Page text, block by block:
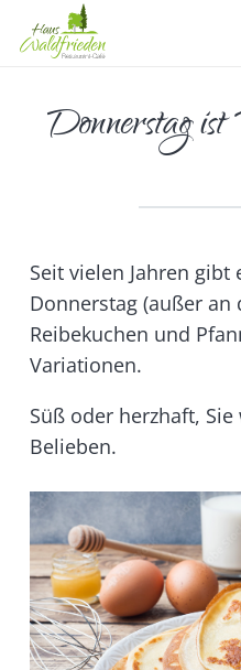
Donnerstag
Seit vielen Jahren
Donnerstag (außer an
Reibekuchen und
Variationen.
Süß oder herzhaft,
Belieben.